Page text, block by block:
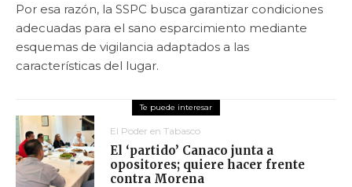
Por esa razón, la SSPC busca garantizar condiciones
adecuadas para el sano esparcimiento mediante
esquemas de vigilancia adaptados a las
características del lugar.
El Poder en Tabasco
El ‘partido’ Canaco junta a
opositores; quiere hacer frente
contra Morena